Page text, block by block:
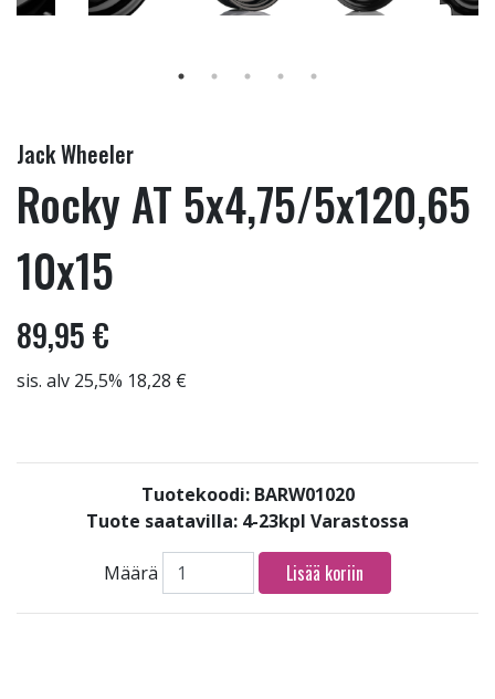
Jack Wheeler
Rocky AT 5x4,75/5x120,65
10x15
89,95 €
sis. alv 25,5% 18,28 €
Tuotekoodi: BARW01020
Tuote saatavilla: 4-23kpl Varastossa
Määrä Lisää koriin